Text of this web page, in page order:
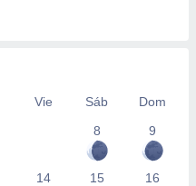
Vie Sáb
Dom
8
9
14 15 16